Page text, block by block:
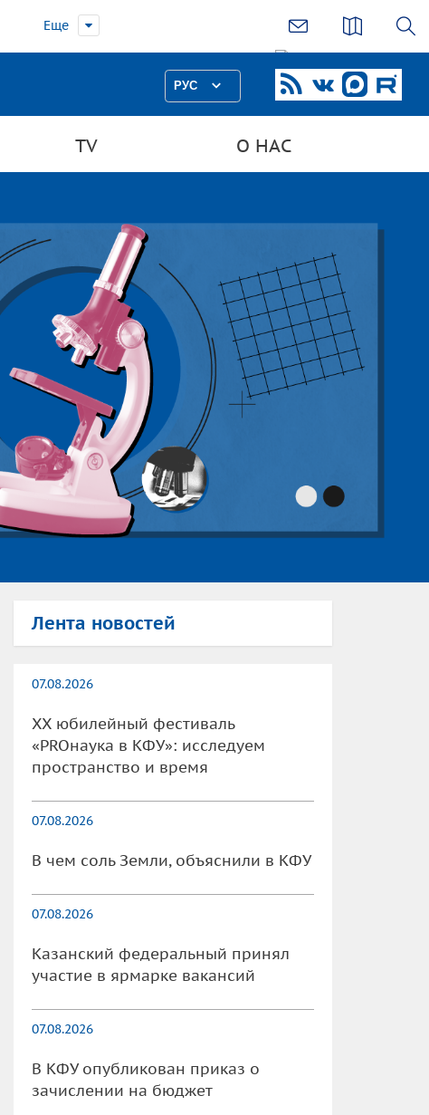
Еще
РУС
TV О НАС
Лента новостей
07.08.2026
XX юбилейный фестиваль
«PROнаука в КФУ»: исследуем
пространство и время
07.08.2026
В чем соль Земли, объяснили в КФУ
07.08.2026
Казанский федеральный принял
участие в ярмарке вакансий
07.08.2026
В КФУ опубликован приказ о
зачислении на бюджет